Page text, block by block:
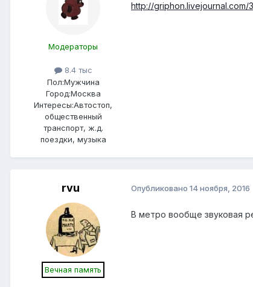
Модераторы
8.4 тыс
Пол:Мужчина
Город:Москва
Интересы:Автостоп,
общественный
транспорт, ж.д.
поездки, музыка
http://griphon.livejournal.com/
rvu
Вечная память
Опубликовано 14 ноября, 2016
В метро вообще звуковая